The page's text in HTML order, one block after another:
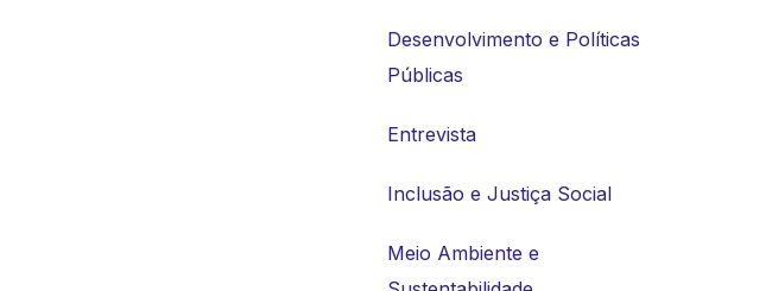
Desenvolvimento e Políticas
Públicas
Entrevista
Inclusão e Justiça Social
Meio Ambiente e